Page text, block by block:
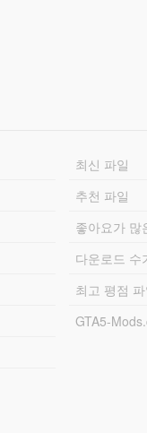
최신 파일
추천 파일
좋아요가 많
다운로드 수
최고 평점 파
GTA5-